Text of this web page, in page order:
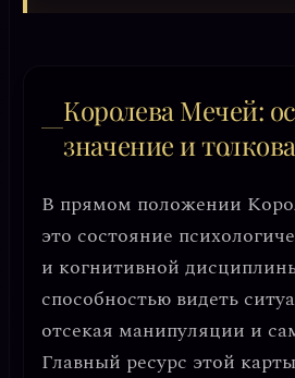
Королева Мечей:
значение и
В прямом положении
это состояние
и когнитивной
способностью видеть
отсекая манипуляции и
Главный ресурс этой